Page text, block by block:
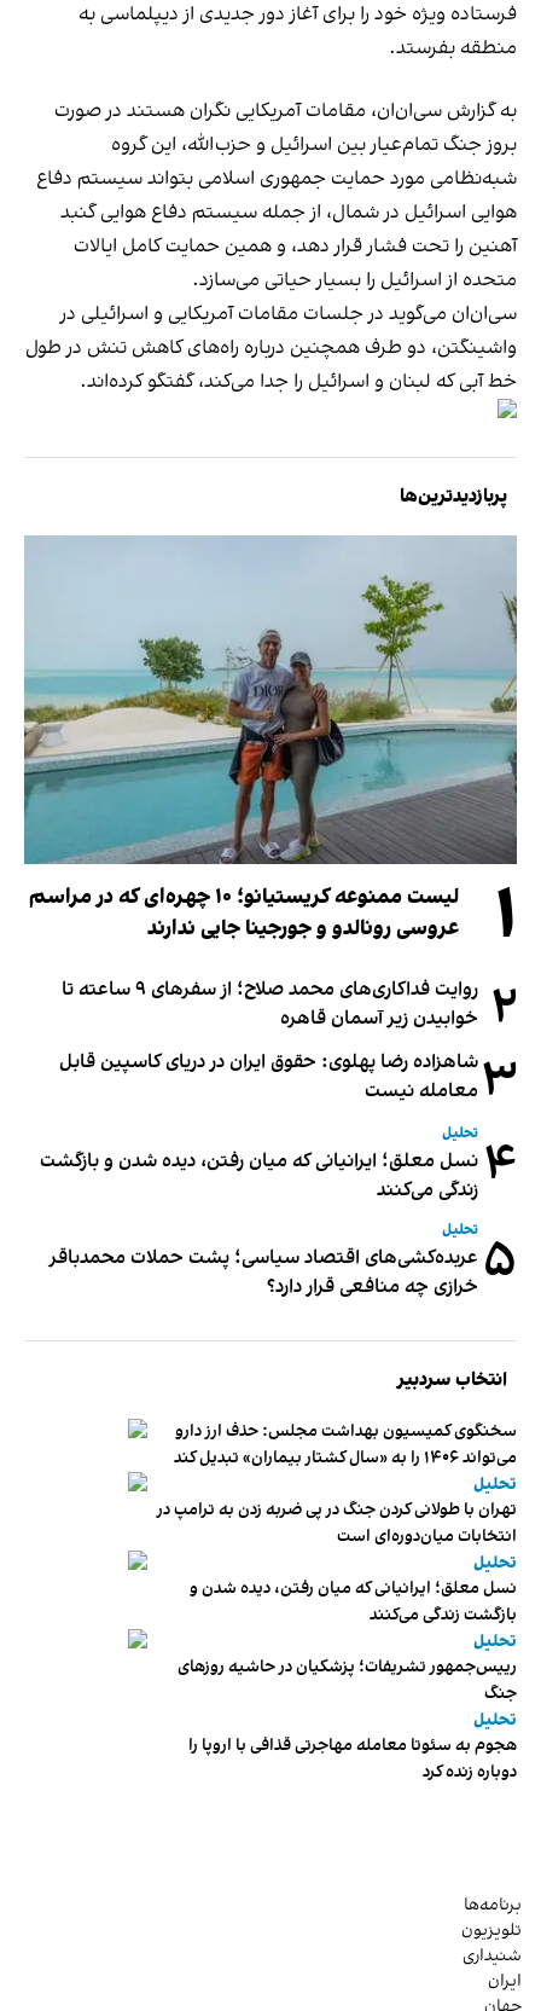
فرستاده ویژه خود را برای آغاز دور جدیدی از دیپلماسی به
منطقه بفرستد.
به گزارش سی‌ان‌ان، مقامات آمریکایی نگران هستند در صورت
بروز جنگ تمام‌عیار بین اسرائیل و حزب‌الله، این گروه
شبه‌نظامی مورد حمایت جمهوری اسلامی بتواند سیستم دفاع
هوایی اسرائیل در شمال، از جمله سیستم دفاع هوایی گنبد
آهنین را تحت فشار قرار دهد، و همین حمایت کامل ایالات
متحده از اسرائیل را بسیار حیاتی می‌سازد.
سی‌ان‌ان می‌گوید در جلسات مقامات آمریکایی و اسرائیلی در
واشینگتن، دو طرف همچنین درباره راه‌های کاهش تنش در طول
خط آبی که لبنان و اسرائیل را جدا می‌کند، گفتگو کرده‌اند.
پربازدیدترین‌ها
۱
لیست ممنوعه کریستیانو؛ ۱۰ چهره‌ای که در مراسم
عروسی رونالدو و جورجینا جایی ندارند
۲
روایت فداکاری‌های محمد صلاح؛ از سفرهای ۹ ساعته تا
خوابیدن زیر آسمان قاهره
۳شاهزاده رضا پهلوی: حقوق ایران در دریای کاسپین قابل
معامله نیست
۴ تحلیل
نسل معلق؛ ایرانیانی که میان رفتن، دیده شدن و بازگشت
زندگی می‌کنند
۵ تحلیل
عربده‌کشی‌های اقتصاد سیاسی؛ پشت حملات محمدباقر
خرازی چه منافعی قرار دارد؟
انتخاب سردبیر
سخنگوی کمیسیون بهداشت مجلس: حذف ارز دارو
می‌تواند ۱۴۰۶ را به «سال کشتار بیماران» تبدیل کند
تحلیل
تهران با طولانی کردن جنگ در پی ضربه زدن به ترامپ در
انتخابات میان‌دوره‌ای است
تحلیل
نسل معلق؛ ایرانیانی که میان رفتن، دیده شدن و
بازگشت زندگی می‌کنند
تحلیل
رییس‌جمهور تشریفات؛ پزشکیان در حاشیه روزهای
جنگ
تحلیل
هجوم به سئوتا معامله مهاجرتی قذافی با اروپا را
دوباره زنده کرد
برنامه‌ها
تلویزیون
شنیداری
ایران